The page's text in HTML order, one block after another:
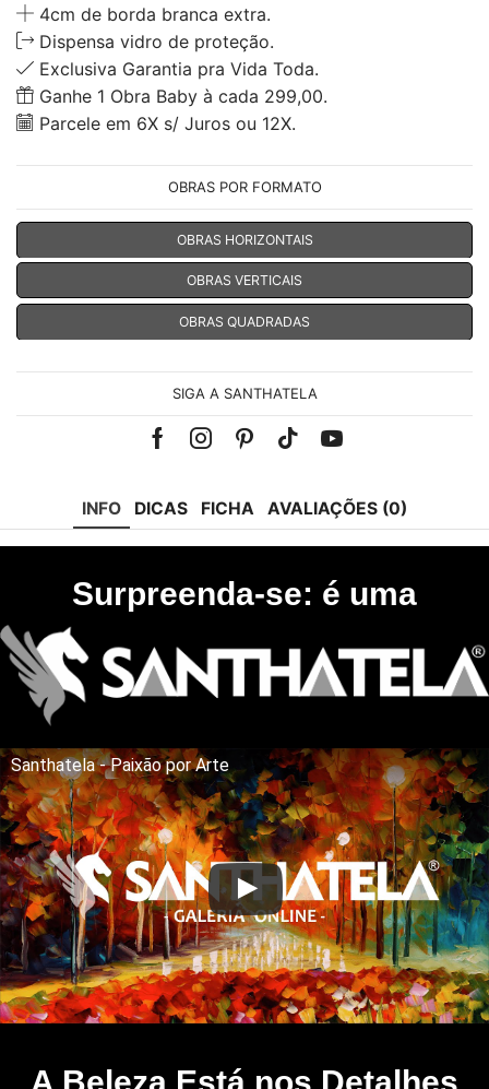
4cm de borda branca extra.
Dispensa vidro de proteção.
Exclusiva Garantia pra Vida Toda.
Ganhe 1 Obra Baby à cada 299,00.
Parcele em 6X s/ Juros ou 12X.
OBRAS POR FORMATO
OBRAS HORIZONTAIS
OBRAS VERTICAIS
OBRAS QUADRADAS
SIGA A SANTHATELA
FacebookInstagramPinterest
Tik-Youtube
INFO DICAS FICHA AVALIAÇÕES (0)
Surpreenda-se: é uma
Santhatela - Paixão por Arte
A Beleza Está nos Detalhes